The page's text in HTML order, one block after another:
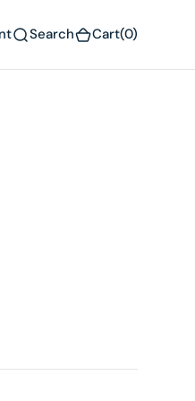
Search Cart(0)